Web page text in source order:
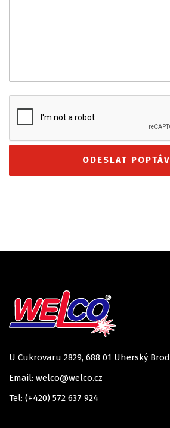
U Cukrovaru 2829, 688 01 Uherský Brod
Email: welco@welco.cz
Tel: (+420) 572 637 924